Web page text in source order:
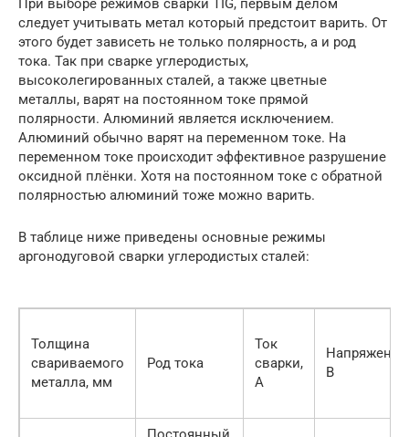
следует учитывать метал который предстоит варить. От
этого будет зависеть не только полярность, а и род
тока. Так при сварке углеродистых,
высоколегированных сталей, а также цветные
металлы, варят на постоянном токе прямой
полярности. Алюминий является исключением.
Алюминий обычно варят на переменном токе. На
переменном токе происходит эффективное разрушение
оксидной плёнки. Хотя на постоянном токе с обратной
полярностью алюминий тоже можно варить.
В таблице ниже приведены основные режимы
аргонодуговой сварки углеродистых сталей:
Толщина
свариваемого
металла, мм
Род тока
Ток
сварки,
А
Напряжение,
В